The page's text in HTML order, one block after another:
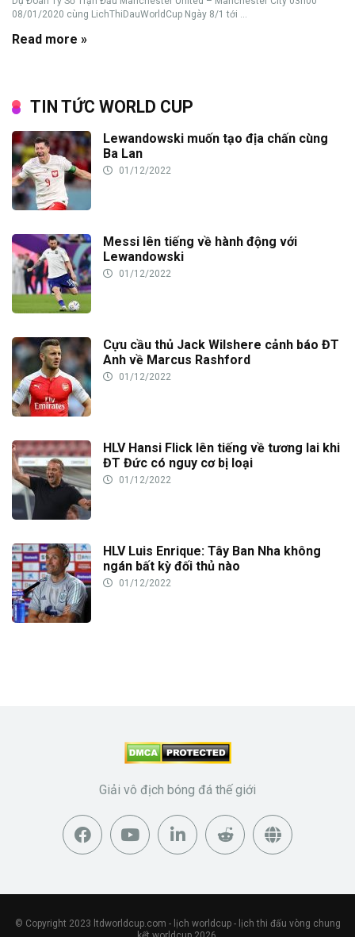
08/01/2020 cùng LichThiDauWorldCup Ngày 8/1 tới ...
Read more »
TIN TỨC WORLD CUP
Lewandowski muốn tạo địa chấn cùng
Ba Lan
01/12/2022
Messi lên tiếng về hành động với
Lewandowski
01/12/2022
Cựu cầu thủ Jack Wilshere cảnh báo ĐT
Anh về Marcus Rashford
01/12/2022
HLV Hansi Flick lên tiếng về tương lai khi
ĐT Đức có nguy cơ bị loại
01/12/2022
HLV Luis Enrique: Tây Ban Nha không
ngán bất kỳ đối thủ nào
01/12/2022
Giải vô địch bóng đá thế giới
© Copyright 2023 ltdworldcup.com - lịch worldcup - lịch thi đấu vòng chung